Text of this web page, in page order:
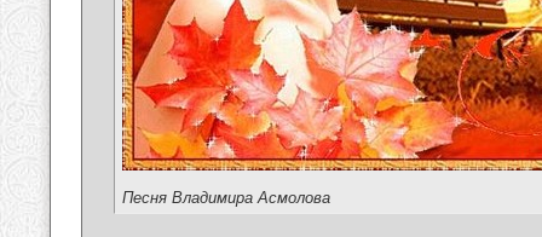
Песня Владимира Асмолова